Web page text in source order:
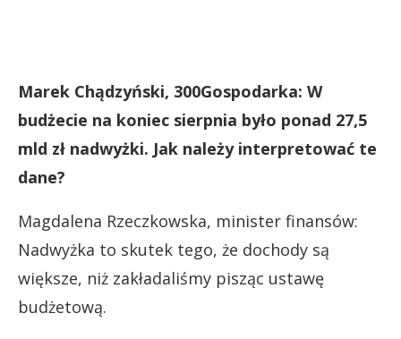
Marek Chądzyński, 300Gospodarka: W
budżecie na koniec sierpnia było ponad 27,5
mld zł nadwyżki. Jak należy interpretować te
dane?
Magdalena Rzeczkowska, minister finansów:
Nadwyżka to skutek tego, że dochody są
większe, niż zakładaliśmy pisząc ustawę
budżetową.